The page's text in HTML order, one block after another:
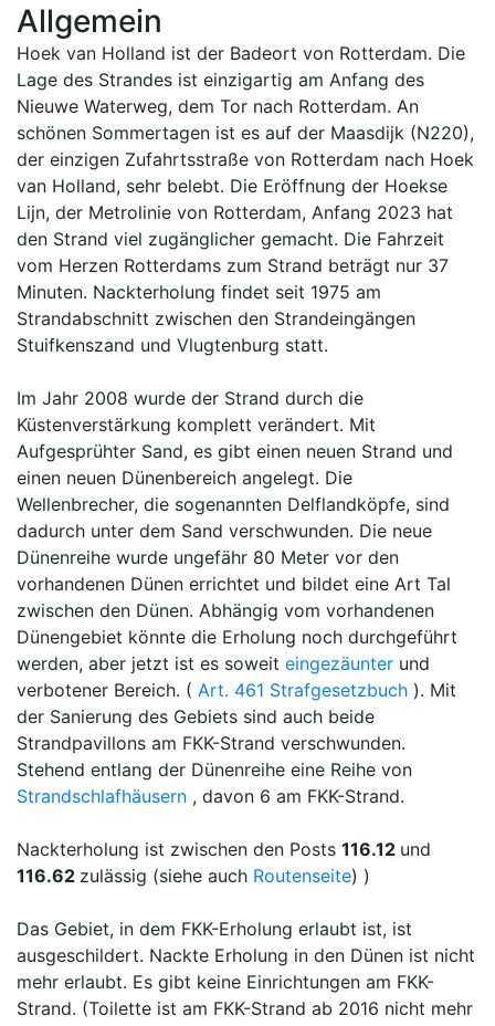
Allgemein
Hoek van Holland ist der Badeort von Rotterdam. Die
Lage des Strandes ist einzigartig am Anfang des
Nieuwe Waterweg, dem Tor nach Rotterdam. An
schönen Sommertagen ist es auf der Maasdijk (N220),
der einzigen Zufahrtsstraße von Rotterdam nach Hoek
van Holland, sehr belebt. Die Eröffnung der Hoekse
Lijn, der Metrolinie von Rotterdam, Anfang 2023 hat
den Strand viel zugänglicher gemacht. Die Fahrzeit
vom Herzen Rotterdams zum Strand beträgt nur 37
Minuten. Nackterholung findet seit 1975 am
Strandabschnitt zwischen den Strandeingängen
Stuifkenszand und Vlugtenburg statt.
Im Jahr 2008 wurde der Strand durch die
Küstenverstärkung komplett verändert. Mit
Aufgesprühter Sand, es gibt einen neuen Strand und
einen neuen Dünenbereich angelegt. Die
Wellenbrecher, die sogenannten Delflandköpfe, sind
dadurch unter dem Sand verschwunden. Die neue
Dünenreihe wurde ungefähr 80 Meter vor den
vorhandenen Dünen errichtet und bildet eine Art Tal
zwischen den Dünen. Abhängig vom vorhandenen
Dünengebiet könnte die Erholung noch durchgeführt
werden, aber jetzt ist es soweit eingezäunter und
verbotener Bereich. ( Art. 461 Strafgesetzbuch ). Mit
der Sanierung des Gebiets sind auch beide
Strandpavillons am FKK-Strand verschwunden.
Stehend entlang der Dünenreihe eine Reihe von
Strandschlafhäusern , davon 6 am FKK-Strand.
Nackterholung ist zwischen den Posts 116.12 und
116.62 zulässig (siehe auch Routenseite) )
Das Gebiet, in dem FKK-Erholung erlaubt ist, ist
ausgeschildert. Nackte Erholung in den Dünen ist nicht
mehr erlaubt. Es gibt keine Einrichtungen am FKK-
Strand. (Toilette ist am FKK-Strand ab 2016 nicht mehr